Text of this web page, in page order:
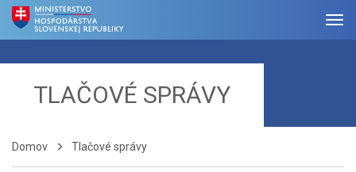
TLAČOVÉ SPRÁVY
Domov Tlačové správy